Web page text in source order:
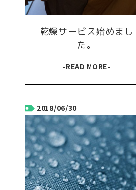
乾燥サービス始めまし
た。
-READ MORE-
2018/06/30